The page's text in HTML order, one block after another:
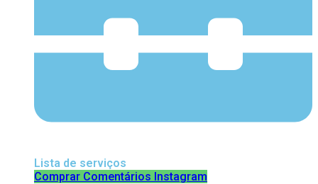
Lista de serviços
Comprar Comentários Instagram